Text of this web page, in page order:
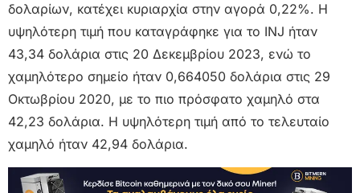
δολαρίων, κατέχει κυριαρχία στην αγορά 0,22%. Η
υψηλότερη τιμή που καταγράφηκε για το INJ ήταν
43,34 δολάρια στις 20 Δεκεμβρίου 2023, ενώ το
χαμηλότερο σημείο ήταν 0,664050 δολάρια στις 29
Οκτωβρίου 2020, με το πιο πρόσφατο χαμηλό στα
42,23 δολάρια. Η υψηλότερη τιμή από το τελευταίο
χαμηλό ήταν 42,94 δολάρια.